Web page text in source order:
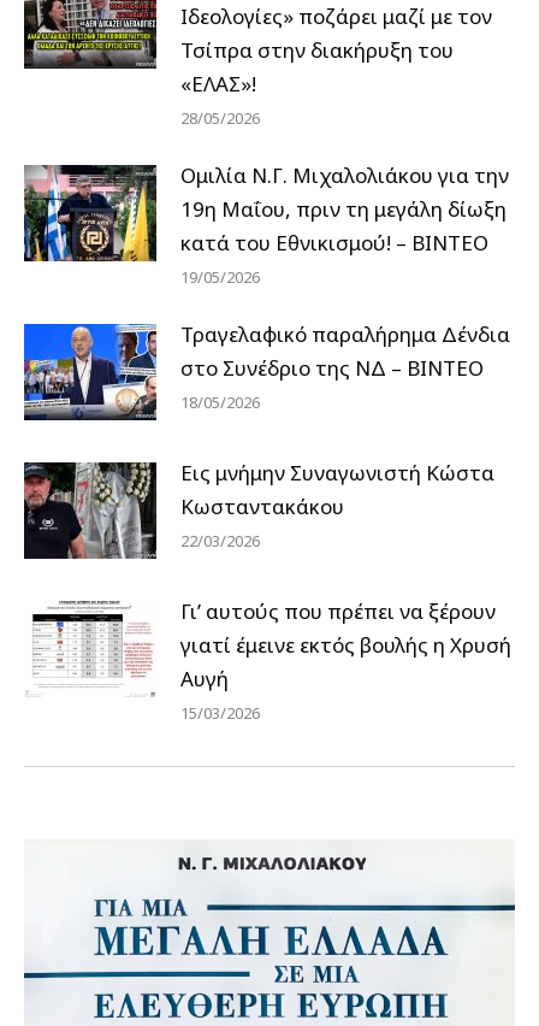
Ιδεολογίες» ποζάρει μαζί με τον
Τσίπρα στην διακήρυξη του
«ΕΛΑΣ»!
28/05/2026
Ομιλία Ν.Γ. Μιχαλολιάκου για την
19η Μαΐου, πριν τη μεγάλη δίωξη
κατά του Εθνικισμού! – ΒΙΝΤΕΟ
19/05/2026
Τραγελαφικό παραλήρημα Δένδια
στο Συνέδριο της ΝΔ – ΒΙΝΤΕΟ
18/05/2026
Εις μνήμην Συναγωνιστή Κώστα
Κωσταντακάκου
22/03/2026
Γι’ αυτούς που πρέπει να ξέρουν
γιατί έμεινε εκτός βουλής η Χρυσή
Αυγή
15/03/2026